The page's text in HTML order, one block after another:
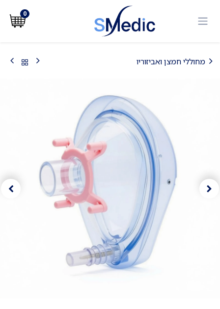
0
מחוללי חמצן ואביזוריו